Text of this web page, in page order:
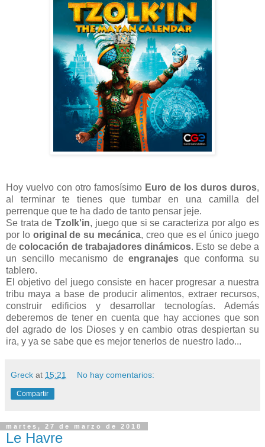
Hoy vuelvo con otro famosísimo Euro de los duros duros,
al terminar te tienes que tumbar en una camilla del
perrenque que te ha dado de tanto pensar jeje.
Se trata de Tzolk'in, juego que si se caracteriza por algo es
por lo original de su mecánica, creo que es el único juego
decolocación de trabajadores dinámicos. Esto se debe a
un sencillo mecanismo deengranajes que conforma su
tablero.
El objetivo del juego consiste en hacer progresar a nuestra
tribu maya a base de producir alimentos, extraer recursos,
construir edificios y desarrollar tecnologías. Además
deberemos de tener en cuenta que hay acciones que son
del agrado de los Dioses y en cambio otras despiertan su
ira, y ya se sabe que es mejor tenerlos de nuestro lado...
Greck at 15:21 No hay comentarios:
Compartir
martes, 27 de marzo de 2018
Le Havre